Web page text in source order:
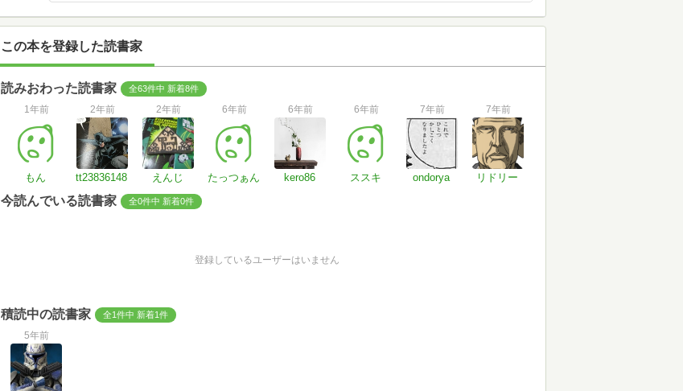
この本を登録した読書家
読みおわった読書家 全63件中 新着8件
1年前
もん
2年前
tt23836148
2年前
えんじ
6年前
たっつぁん
6年前
kero86
6年前
ススキ
7年前
ondorya
7年前
リドリー
今読んでいる読書家 全0件中 新着0件
登録しているユーザーはいません
積読中の読書家 全1件中 新着1件
5年前